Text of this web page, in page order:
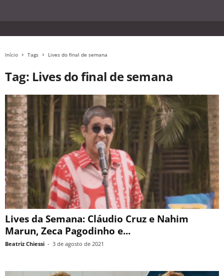
Início Tags Lives do final de semana
Tag: Lives do final de semana
Lives da Semana: Cláudio Cruz e Nahim
Marun, Zeca Pagodinho e...
Beatriz Chiessi - 3 de agosto de 2021